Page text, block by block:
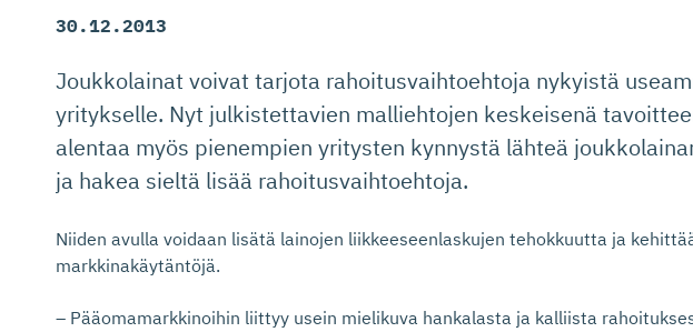
30.12.2013
Joukkolainat voivat tarjota rahoitusvaihtoehtoja nykyistä
yritykselle. Nyt julkistettavien malliehtojen keskeisenä
alentaa myös pienempien yritysten kynnystä lähteä
ja hakea sieltä lisää rahoitusvaihtoehtoja.
Niiden avulla voidaan lisätä lainojen liikkeeseenlaskujen tehokkuutta ja
markkinakäytäntöjä.
– Pääomamarkkinoihin liittyy usein mielikuva hankalasta ja kalliista